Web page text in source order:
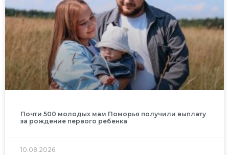
Почти 500 молодых мам Поморья получили выплату
за рождение первого ребенка
10.08.2026